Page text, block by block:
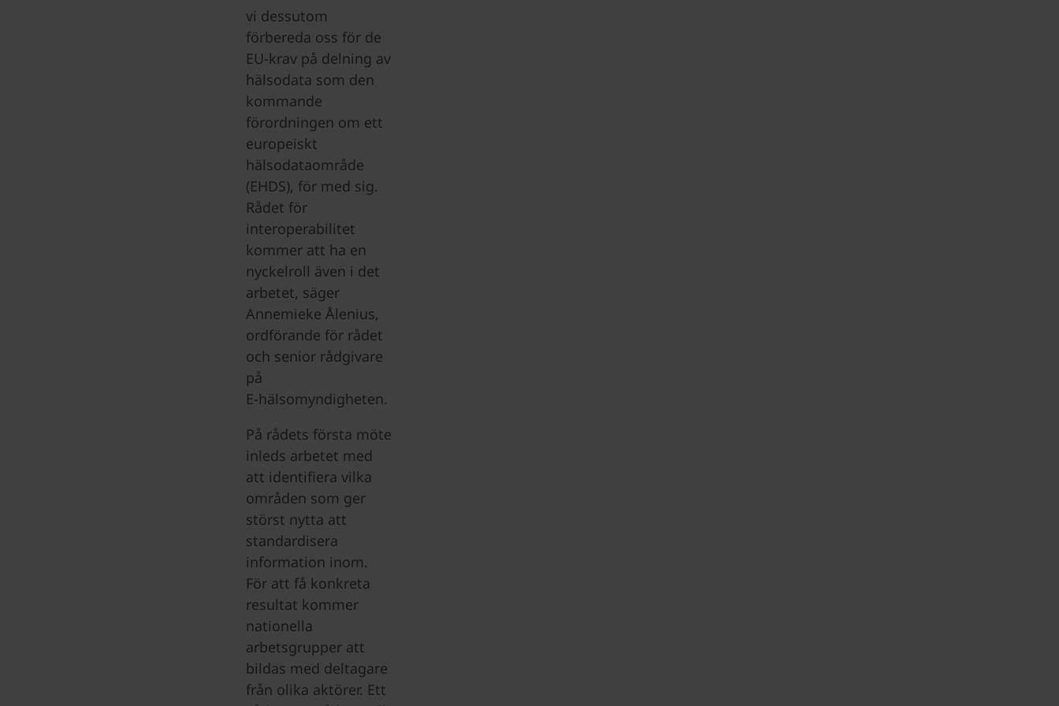
vi dessutom
förbereda oss för de
EU-krav på delning av
hälsodata som den
kommande
förordningen om ett
europeiskt
hälsodataområde
(EHDS), för med sig.
Rådet för
interoperabilitet
kommer att ha en
nyckelroll även i det
arbetet, säger
Annemieke Ålenius,
ordförande för rådet
och senior rådgivare
på
E-hälsomyndigheten.
På rådets första möte
inleds arbetet med
att identifiera vilka
områden som ger
störst nytta att
standardisera
information inom.
För att få konkreta
resultat kommer
nationella
arbetsgrupper att
bildas med deltagare
från olika aktörer. Ett